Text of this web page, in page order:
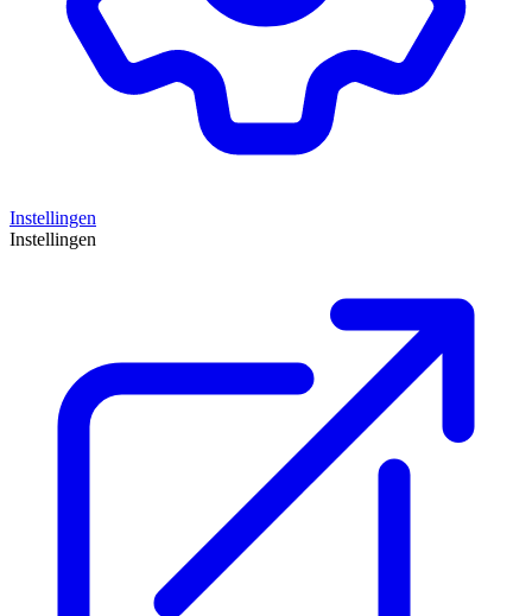
Instellingen
Instellingen